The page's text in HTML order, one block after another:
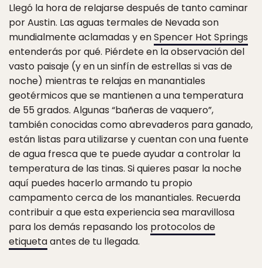
Llegó la hora de relajarse después de tanto caminar
por Austin. Las aguas termales de Nevada son
mundialmente aclamadas y enSpencer Hot Springs
entenderás por qué. Piérdete en la observación del
vasto paisaje (y en un sinfín de estrellas si vas de
noche) mientras te relajas en manantiales
geotérmicos que se mantienen a una temperatura
de 55 grados. Algunas “bañeras de vaquero”,
también conocidas como abrevaderos para ganado,
están listas para utilizarse y cuentan con una fuente
de agua fresca que te puede ayudar a controlar la
temperatura de las tinas. Si quieres pasar la noche
aquí puedes hacerlo armando tu propio
campamento cerca de los manantiales. Recuerda
contribuir a que esta experiencia sea maravillosa
para los demás repasando los protocolos de
etiquetaantes de tu llegada.